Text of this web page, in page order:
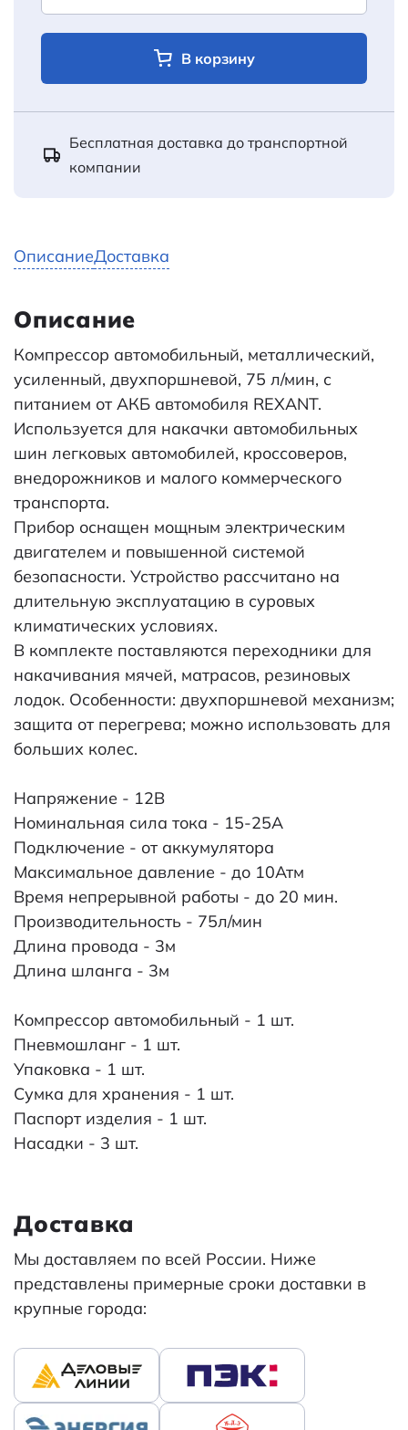
В корзину
Бесплатная доставка до транспортной
компании
ОписаниеДоставка
Описание
Компрессор автомобильный, металлический,
усиленный, двухпоршневой, 75 л/мин, с
питанием от АКБ автомобиля REXANT.
Используется для накачки автомобильных
шин легковых автомобилей, кроссоверов,
внедорожников и малого коммерческого
транспорта.
Прибор оснащен мощным электрическим
двигателем и повышенной системой
безопасности. Устройство рассчитано на
длительную эксплуатацию в суровых
климатических условиях.
В комплекте поставляются переходники для
накачивания мячей, матрасов, резиновых
лодок. Особенности: двухпоршневой механизм;
защита от перегрева; можно использовать для
больших колес.
Напряжение - 12В
Номинальная сила тока - 15-25А
Подключение - от аккумулятора
Максимальное давление - до 10Атм
Время непрерывной работы - до 20 мин.
Производительность - 75л/мин
Длина провода - 3м
Длина шланга - 3м
Компрессор автомобильный - 1 шт.
Пневмошланг - 1 шт.
Упаковка - 1 шт.
Сумка для хранения - 1 шт.
Паспорт изделия - 1 шт.
Насадки - 3 шт.
Доставка
Мы доставляем по всей России. Ниже
представлены примерные сроки доставки в
крупные города: